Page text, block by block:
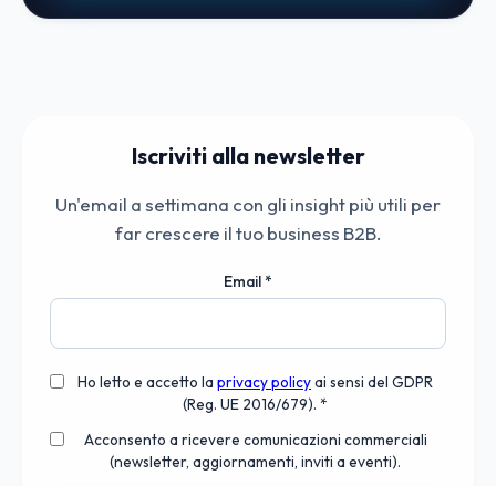
Iscriviti alla newsletter
Un'email a settimana con gli insight più utili per
far crescere il tuo business B2B.
Email*
Ho letto e accetto la privacy policyai sensi del GDPR
(Reg. UE 2016/679). *
Acconsento a ricevere comunicazioni commerciali
(newsletter, aggiornamenti, inviti a eventi).